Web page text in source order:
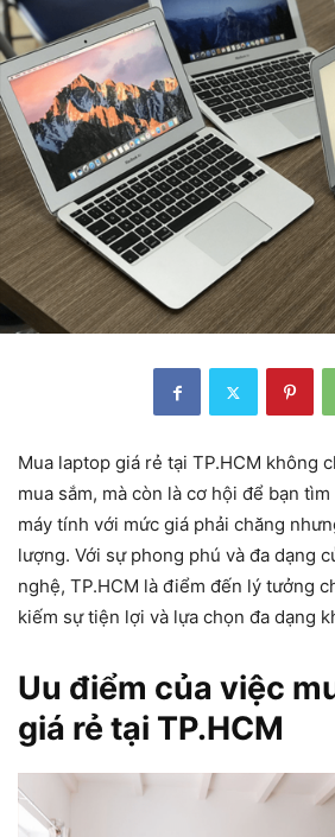
Mua laptop giá rẻ tại TP.HCM không
mua sắm, mà còn là cơ hội để bạn
máy tính với mức giá phải chăng
lượng. Với sự phong phú và đa dạng
nghệ, TP.HCM là điểm đến lý tưởng
kiếm sự tiện lợi và lựa chọn đa dạng
Uu điểm của việc
giá rẻ tại TP.HCM